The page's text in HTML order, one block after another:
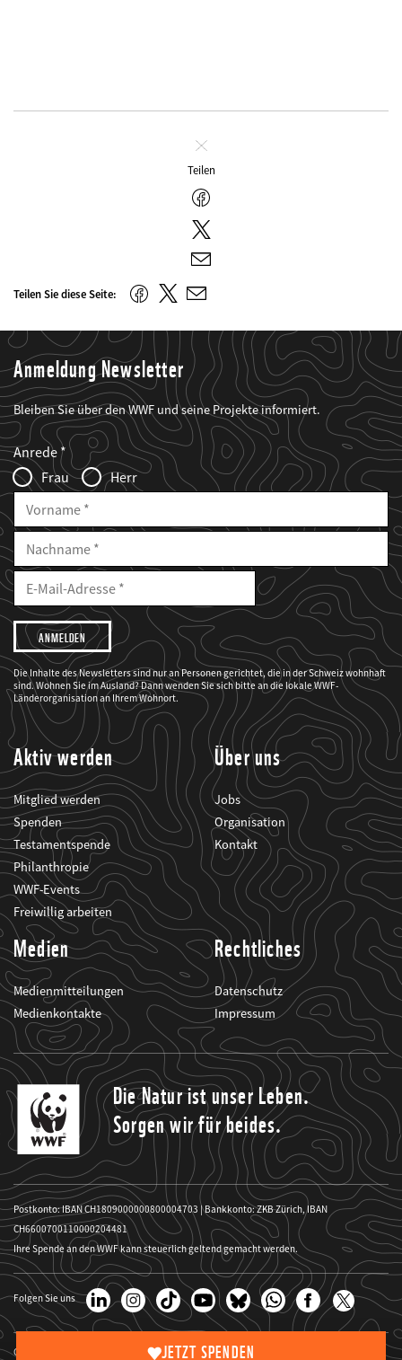
Schliessen
Teilen
Facebook
Twitter
E-
Mail
Teilen Sie diese Seite: FacebookTwitter
E-
JETZT SPENDEN
Anmeldung Newsletter
Bleiben Sie über den WWF und seine Projekte informiert.
Web2Case
Infofelder
Fieldset
anrede_name
Anrede
Frau
Herr
Vorname
Nachname
E-
Mailadresse
E-
Adresse
Ich
möchte,
dass
der
WWF
mich
über
seine
Projekte
informiert.
Die Inhalte des Newsletters sind nur an Personen gerichtet, die in der Schweiz wohnhaft
sind. Wohnen Sie im Ausland? Dann wenden Sie sich bitte an die lokale WWF-
Länderorganisation an Ihrem Wohnort.
Aktiv werden
Mitglied werden
Spenden
Testamentspende
Philanthropie
WWF-Events
Freiwillig arbeiten
Über uns
Jobs
Organisation
Kontakt
Medien
Medienmitteilungen
Medienkontakte
Rechtliches
Datenschutz
Impressum
Die Natur ist unser Leben.
Sorgen wir für beides.
Postkonto: IBAN CH1809000000800004703 | Bankkonto: ZKB Zürich, IBAN
CH6600700110000204481
Ihre Spende an den WWF kann steuerlich geltend gemacht werden.
Folgen Sie uns
Copyright Website-Bilder